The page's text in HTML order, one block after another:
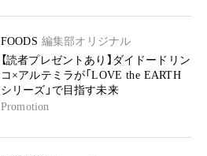
FOODS 編集部オリジナル
【読者プレゼントあり】ダイドードリン
コ×アルテミラが「LOVE the EARTH
シリーズ」で目指す未来
Promotion